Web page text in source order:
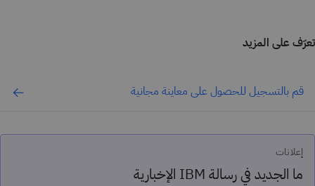
تعرّف على المزيد
قم بالتسجيل للحصول على معاينة مجانية
إعلانات
ما الجديد في رسالة IBM الإخبارية